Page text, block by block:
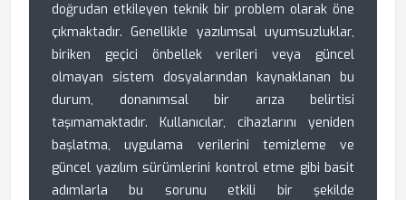
doğrudan etkileyen teknik bir problem olarak öne
çıkmaktadır. Genellikle yazılımsal uyumsuzluklar,
biriken geçici önbellek verileri veya güncel
olmayan sistem dosyalarından kaynaklanan bu
durum, donanımsal bir arıza belirtisi
taşımamaktadır. Kullanıcılar, cihazlarını yeniden
başlatma, uygulama verilerini temizleme ve
güncel yazılım sürümlerini kontrol etme gibi basit
adımlarla bu sorunu etkili bir şekilde